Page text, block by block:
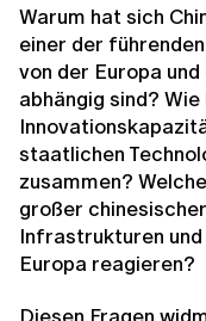
Warum hat sich
einer der
von der Europa
abhängig sind?
staatlichen
zusammen?
großer
Infrastrukturen und
Europa reagieren?